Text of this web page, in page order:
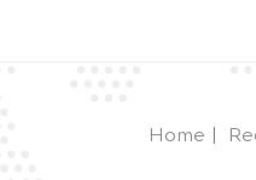
Home